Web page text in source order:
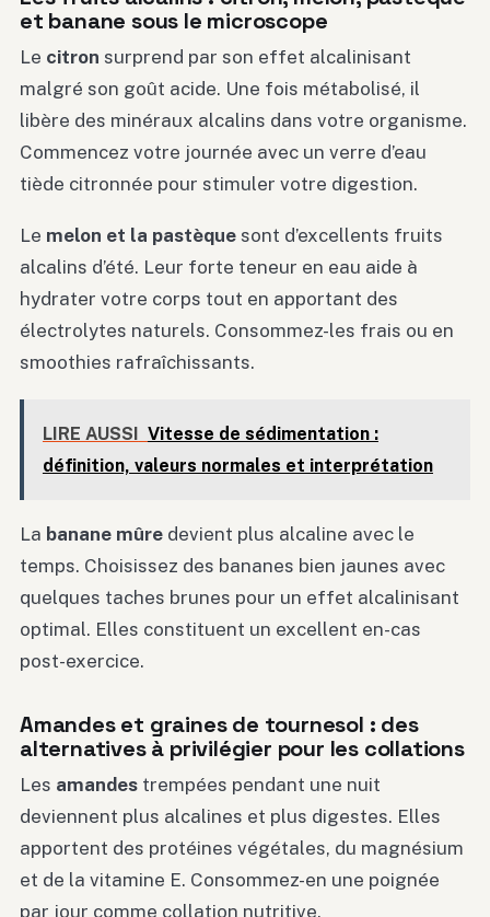
et banane sous le microscope
Le citron surprend par son effet alcalinisant
malgré son goût acide. Une fois métabolisé, il
libère des minéraux alcalins dans votre organisme.
Commencez votre journée avec un verre d’eau
tiède citronnée pour stimuler votre digestion.
Le melon et la pastèque sont d’excellents fruits
alcalins d’été. Leur forte teneur en eau aide à
hydrater votre corps tout en apportant des
électrolytes naturels. Consommez-les frais ou en
smoothies rafraîchissants.
LIRE AUSSI Vitesse de sédimentation :
définition, valeurs normales et interprétation
La banane mûre devient plus alcaline avec le
temps. Choisissez des bananes bien jaunes avec
quelques taches brunes pour un effet alcalinisant
optimal. Elles constituent un excellent en-cas
post-exercice.
Amandes et graines de tournesol : des
alternatives à privilégier pour les collations
Les amandes trempées pendant une nuit
deviennent plus alcalines et plus digestes. Elles
apportent des protéines végétales, du magnésium
et de la vitamine E. Consommez-en une poignée
par jour comme collation nutritive.